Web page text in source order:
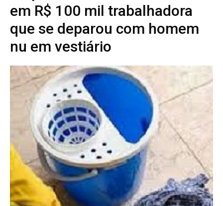
em R$ 100 mil trabalhadora
que se deparou com homem
nu em vestiário